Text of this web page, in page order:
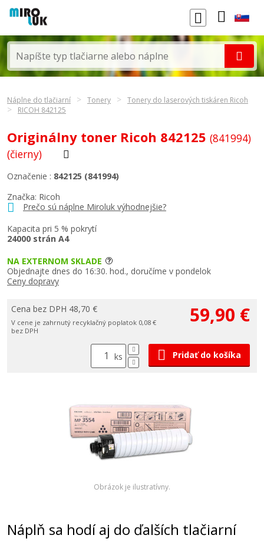
Náplne do tlačiarní Tonery
Tonery do laserových tiskáren Ricoh
RICOH 842125
Originálny toner Ricoh 842125 (841994)
(čierny)
Značka: Ricoh
Prečo sú náplne Miroluk výhodnejšie?
Kapacita pri 5 % pokrytí
24000 strán A4
Označenie : 842125 (841994)
NA EXTERNOM SKLADE
Objednajte dnes do 16:30. hod., doručíme v pondelok
Ceny dopravy
Cena bez DPH 48,70 €
V cene je zahrnutý recyklačný poplatok 0,08 €
bez DPH
59,90 €
ks Pridať do košíka
Obrázok je ilustratívny.
Náplň sa hodí aj do ďalších tlačiarní